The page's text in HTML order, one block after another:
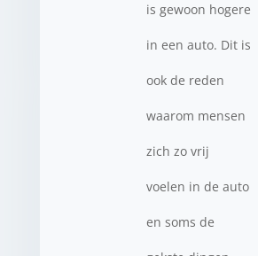
is gewoon hogere
in een auto. Dit is
ook de reden
waarom mensen
zich zo vrij
voelen in de auto
en soms de